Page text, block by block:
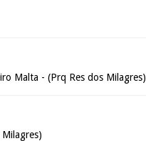
Malta - (Prq Res dos Milagres)